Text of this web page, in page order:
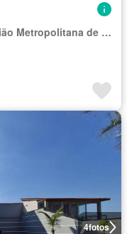
Região Imediata de Sorocaba, Região Metropolitana de Sorocaba
4fotos